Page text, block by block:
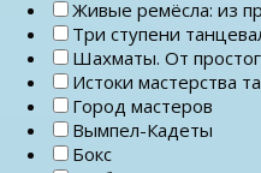
Живые ремёсла: из
Три ступени
Шахматы. От
Истоки мастерства
Город мастеров
Вымпел-Кадеты
Бокс